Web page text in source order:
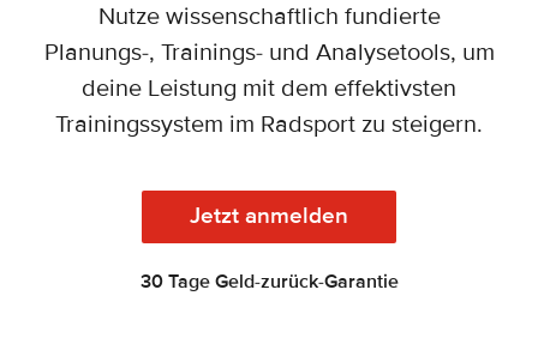
Nutze wissenschaftlich fundierte
Planungs-, Trainings- und Analysetools, um
deine Leistung mit dem effektivsten
Trainingssystem im Radsport zu steigern.
Jetzt anmelden
30 Tage Geld-zurück-Garantie